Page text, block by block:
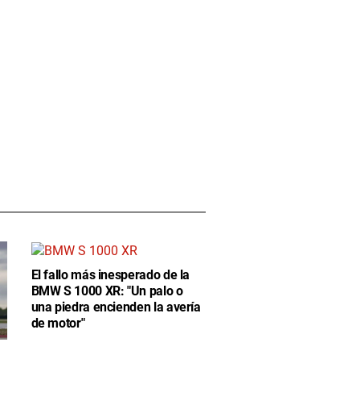
El fallo más inesperado de la
BMW S 1000 XR: "Un palo o
una piedra encienden la avería
de motor"